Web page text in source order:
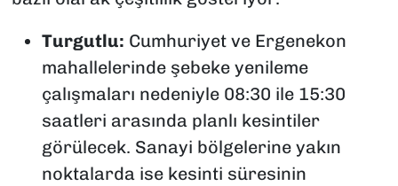
Turgutlu: Cumhuriyet ve Ergenekon
mahallelerinde şebeke yenileme
çalışmaları nedeniyle 08:30 ile 15:30
saatleri arasında planlı kesintiler
görülecek. Sanayi bölgelerine yakın
noktalarda ise kesinti süresinin